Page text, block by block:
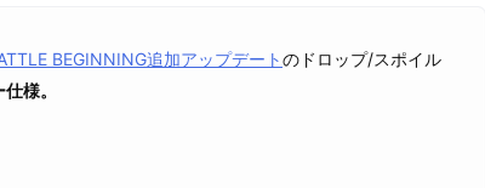
BEGINNING追加アップデートのドロップ/スポイル
様。